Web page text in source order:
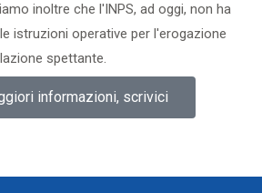
inoltre che l'INPS, ad oggi, non ha
istruzioni operative per l'erogazione
spettante.
informazioni, scrivici